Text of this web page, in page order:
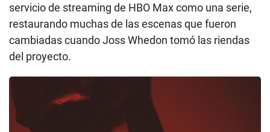
servicio de streaming de HBO Max como una serie,
restaurando muchas de las escenas que fueron
cambiadas cuando Joss Whedon tomó las riendas
del proyecto.